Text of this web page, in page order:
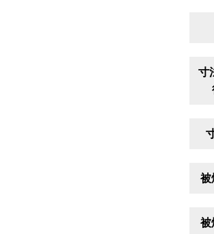
寸
被
被